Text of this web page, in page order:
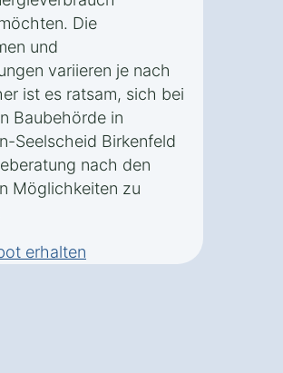
Die
und
variieren je nach
ist es ratsam, sich bei
Baubehörde in
Seelscheid Birkenfeld
nach den
Möglichkeiten zu
erhalten